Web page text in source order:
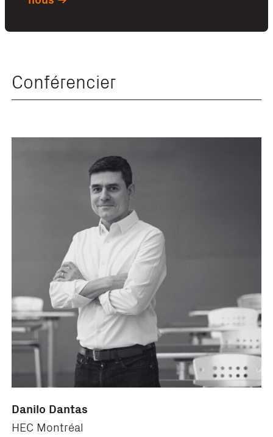
Conférencier
Danilo Dantas
HEC Montréal